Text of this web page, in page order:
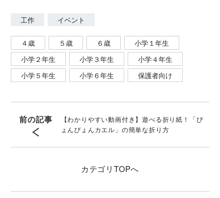
工作 イベント
４歳 ５歳 ６歳
小学１年生
小学２年生
小学３年生
小学４年生
小学５年生
小学６年生 保護者向け
前の記事
【わかりやすい動画付き】遊べる折り紙！「ぴ
ょんぴょんカエル」の簡単な折り方
カテゴリ TOPへ